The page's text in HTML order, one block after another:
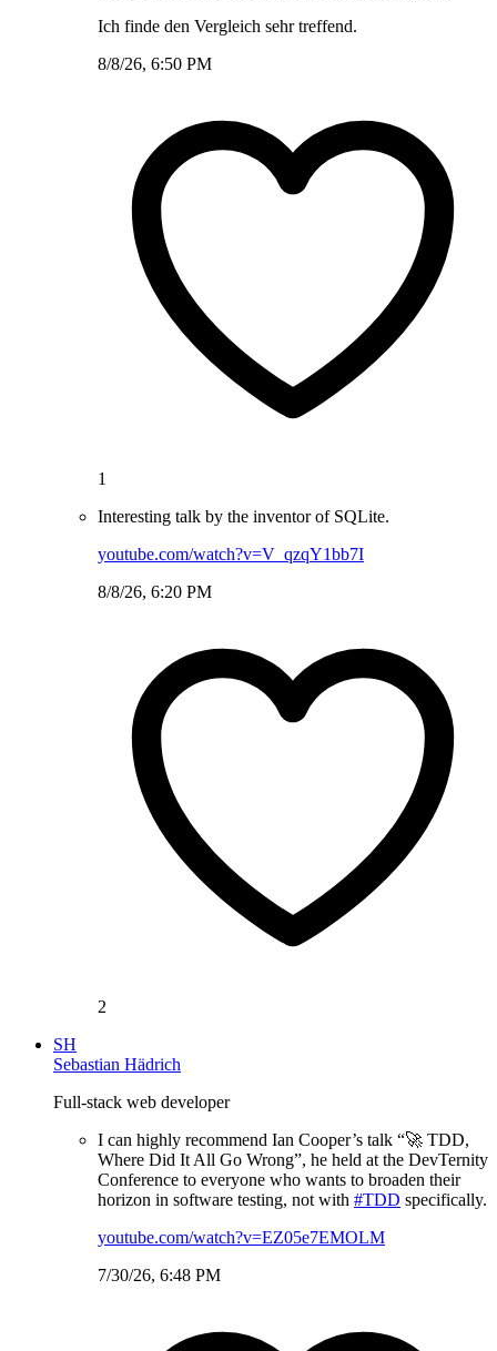
Ich finde den Vergleich sehr treffend.
8/8/26, 6:50 PM
1
Interesting talk by the inventor of SQLite.
youtube.com/watch?v=V_qzqY1bb7I
8/8/26, 6:20 PM
2
SH
Sebastian Hädrich
Full-stack web developer
I can highly recommend Ian Cooper’s talk “🚀 TDD,
Where Did It All Go Wrong”, he held at the DevTernity
Conference to everyone who wants to broaden their
horizon in software testing, not with #TDD specifically.
youtube.com/watch?v=EZ05e7EMOLM
7/30/26, 6:48 PM